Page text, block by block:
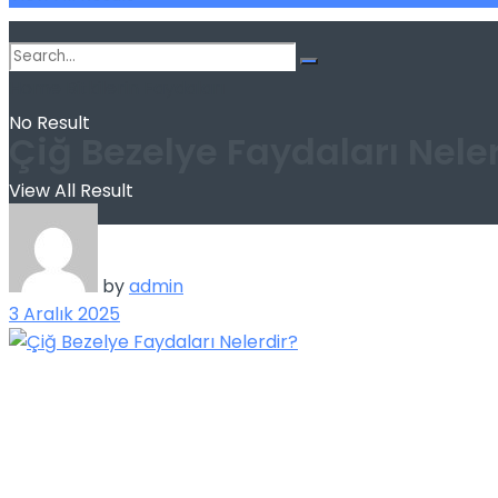
No Result
View All Result
byadmin
3 Aralık 2025